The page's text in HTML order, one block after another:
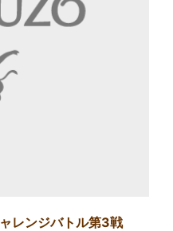
レンジバトル第3戦